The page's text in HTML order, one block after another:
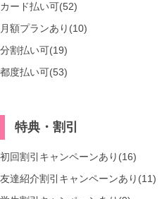
カード払い可(52)
月額プランあり(10)
分割払い可(19)
都度払い可(53)
特典・割引
初回割引キャンペーンあり(16)
友達紹介割引キャンペーンあり(11)